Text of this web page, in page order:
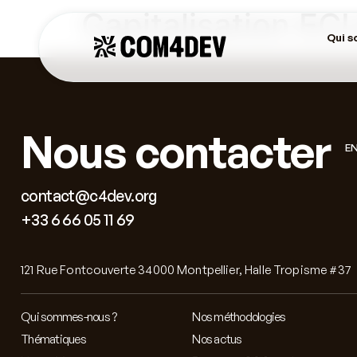
Qui
Capitalisation
Nous contacter
contact@c4dev.org
+33 6 66 05 11 69
121 Rue Fontcouverte 34000 Montpellier, Halle Tropisme #37
Qui sommes-nous ?
Nos méthodologies
Thématiques
Nos actus